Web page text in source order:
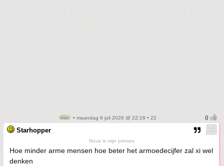
• maandag 6 juli 2026 @ 22:18 • 22
Starhopper
Nova is mijn prinses
Hoe minder arme mensen hoe beter het armoedecijfer zal xi wel
denken